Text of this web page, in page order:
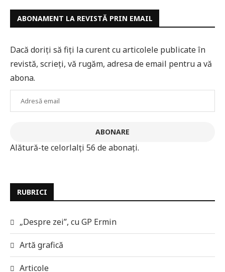
ABONAMENT LA REVISTĂ PRIN EMAIL
Dacă doriți să fiți la curent cu articolele publicate în
revistă, scrieți, vă rugăm, adresa de email pentru a vă
abona.
ABONARE
Alătură-te celorlalți 56 de abonați.
RUBRICI
„Despre zei”, cu GP Ermin
Artă grafică
Articole